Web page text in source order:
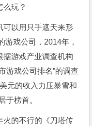
么玩？
可以用只手遮天来形
游戏公司，2014年，
据游戏产业调查机构
游戏公司排名”的调查
元的收入力压暴雪和
于榜首。
火的不行的《刀塔传